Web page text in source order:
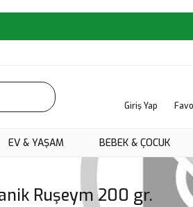
Giriş Yap
EV & YAŞAM BEBEK & ÇOCUK
Ruşeym 200 gr.